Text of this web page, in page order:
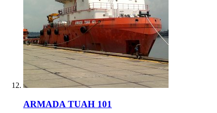
ARMADA TUAH 101